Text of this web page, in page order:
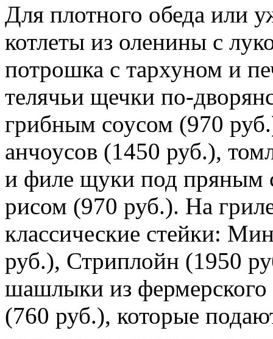
Для плотного обеда или
котлеты из оленины с
потрошка с тархуном и
телячьи щечки по-
грибным соусом (970
анчоусов (1450 руб.),
и филе щуки под пряным
рисом (970 руб.). На
классические стейки:
руб.), Стриплойн (1950
шашлыки из
(760 руб.), которые